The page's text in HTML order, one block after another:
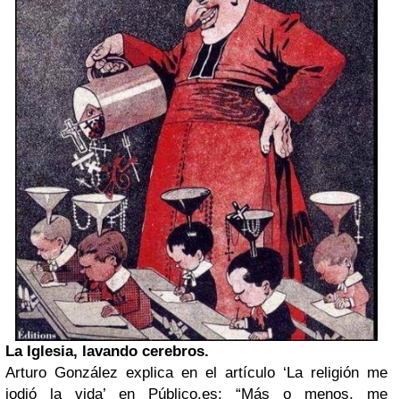
La Iglesia, lavando cerebros.
Arturo González explica en el artículo ‘La religión me
jodió la vida’ en Público.es: “Más o menos, me